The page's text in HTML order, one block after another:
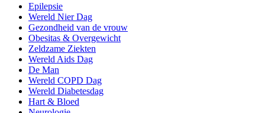
Epilepsie
Wereld Nier Dag
Gezondheid van de vrouw
Obesitas & Overgewicht
Zeldzame Ziekten
Wereld Aids Dag
De Man
Wereld COPD Dag
Wereld Diabetesdag
Hart & Bloed